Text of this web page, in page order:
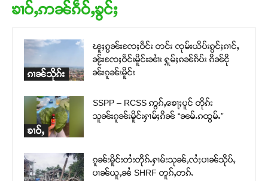
ၶၢဝ်ႇဢၼ်ၵဵဝ်ႇၶွင်ႈ
ၵၢၼ်သိုၵ်း
ၽူႈၵွၼ်းၸႄႈဝဵင်း တင်း ၸုမ်းယိပ်းၵွင်ႈၵၢင်ႇ
ၼႂ်းၸႄႈဝဵင်းမိူင်းၼၢႆး ႁူမ်ႈၵၼ်ၵဵပ်း ၵိၼ်ငို
ၼ်းၵူၼ်းမိူင်း
ၶၢဝ်ႇ
SSPP – RCSS ဢွၵ်ႇၶေႃႈပူင် တိုၵ်း
သူၼ်းၵူၼ်းမိူင်းႁၢမ်ႈၵိၼ် “ၼမ်ႉၵထွမ်ႉ”
ၵူၼ်းမိူင်းတႆးတိုၵ်ႉႁၢမ်းသုၼ်ႇလႆႈပၢၼ်သိုပ်ႇ
ပၢၼ်ယူႇၼႆ SHRF တူၵ်ႇတၵ်ႉ